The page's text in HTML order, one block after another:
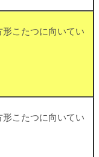
こたつに向いてい
こたつに向いてい